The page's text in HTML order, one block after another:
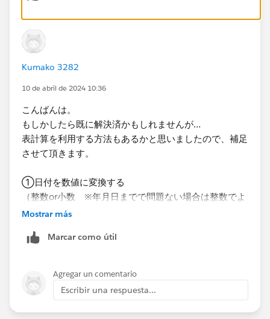
例えば上記のような簡単な並べ替えを​あえてLOD表現を
使ってみると、
①顧客ごとの最初のオーダー日を求める
②​①で求めた顧客ごとの最初のオーダー日との差を求
める
計算式：​DATEDIFF('day',[顧客の最初のオーダー日],[オ
③②は同じ顧客、同じオーダー日がデータ上に存在す
る場合、集計してしまうので​メジャーを合計から平均に
変える
初のオーダー日から、オーダー日の日が経つほどに数値
が大きくなるので、顧客ごとに日付でデータを整列させ
ることができます。
Kumako 3282
10 de abril de 2024 10:36
こんばんは。
もしかしたら既に解決済かもしれませんが…
表計算を利用する方法もあるかと思いましたので、補足
させて頂きます。
①日付を数値に変換する
（整数or小数 ※年月日までで問題ない場合は整数でよ
いかと思います。）
Mostrar más
Marcar como útil
Agregar un comentario
Escribir una respuesta...